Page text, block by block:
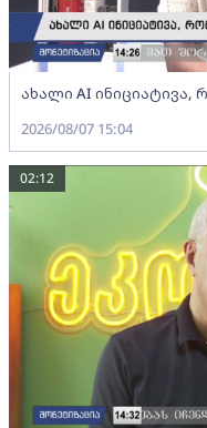
ახალი AI ინიციატივა,
2026/08/07 15:04
02:12